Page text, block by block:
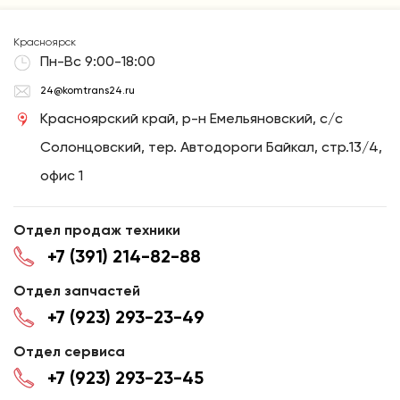
Красноярск
Пн-Вс 9:00-18:00
24@komtrans24.ru
Красноярский край, р-н Емельяновский, с/с
Солонцовский, тер. Автодороги Байкал, стр.13/4,
офис 1
Отдел продаж техники
+7 (391) 214-82-88
Отдел запчастей
+7 (923) 293-23-49
Отдел сервиса
+7 (923) 293-23-45